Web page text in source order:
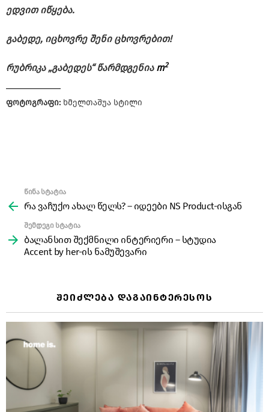
ედვითიწყება.
გაბედე, იცხოვრე შენი ცხოვრებით!
რუბრიკა „გაბედეს“წარმდგენია m2
ფოტოგრაფი: ხმელთაშუა სტილი
more
წინა სტატია
რა ვაჩუქო ახალ წელს? – იდეები NS Product-ისგან
შემდეგი სტატია
ბალანსით შექმნილი ინტერიერი – სტუდია
Accent by her-ის ნამუშევარი
ᲨᲔᲘᲫᲚᲔᲑᲐ ᲓᲐᲒᲐᲘᲜᲢᲔᲠᲔᲡᲝᲡ